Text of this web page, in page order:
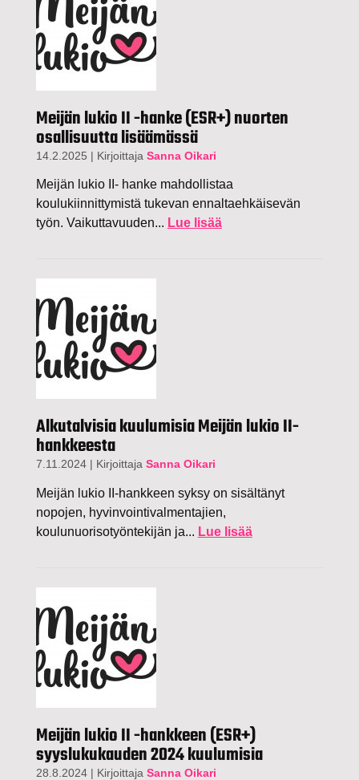
Meijän lukio II -hanke (ESR+) nuorten
osallisuutta lisäämässä
14.2.2025 | Kirjoittaja Sanna Oikari
Meijän lukio II- hanke mahdollistaa
koulukiinnittymistä tukevan ennaltaehkäisevän
työn. Vaikuttavuuden... Lue lisää
Alkutalvisia kuulumisia Meijän lukio II-
hankkeesta
7.11.2024 | Kirjoittaja Sanna Oikari
Meijän lukio II-hankkeen syksy on sisältänyt
nopojen, hyvinvointivalmentajien,
koulunuorisotyöntekijän ja... Lue lisää
Meijän lukio II -hankkeen (ESR+)
syyslukukauden 2024 kuulumisia
28.8.2024 | Kirjoittaja Sanna Oikari